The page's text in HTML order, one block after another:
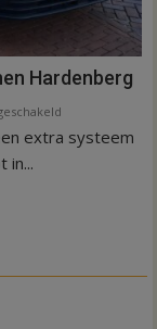
Hardenberg
Nieuw
Hardenberg
extra systeem
in...